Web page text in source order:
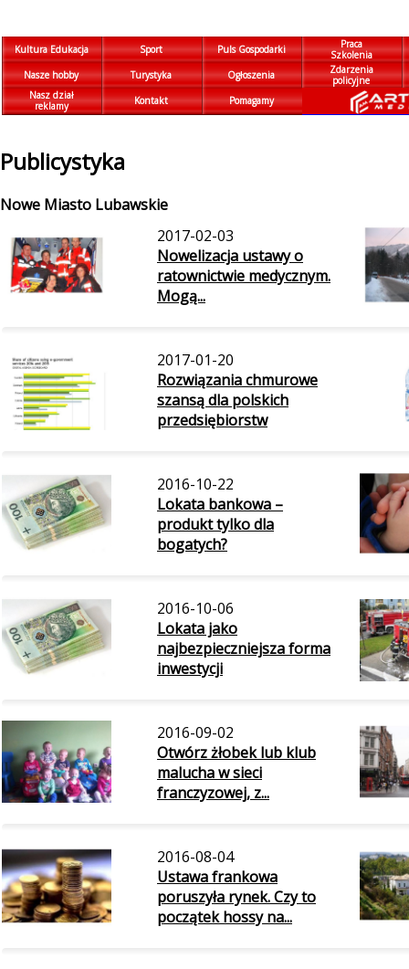
Kultura Edukacja Sport Puls Gospodarki
Praca
Szkolenia
Nasze hobby
Turystyka Ogłoszenia
Zdarzenia
policyjne
Nasz dział
reklamy
Kontakt Pomagamy
Publicystyka
Nowe Miasto Lubawskie
2017-02-03
Nowelizacja ustawy o
ratownictwie medycznym.
Mogą...
2017-01-20
Rozwiązania chmurowe
szansą dla polskich
przedsiębiorstw
2016-10-22
Lokata bankowa –
produkt tylko dla
bogatych?
2016-10-06
Lokata jako
najbezpieczniejsza forma
inwestycji
2016-09-02
Otwórz żłobek lub klub
malucha w sieci
franczyzowej, z...
2016-08-04
Ustawa frankowa
poruszyła rynek. Czy to
początek hossy na...